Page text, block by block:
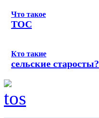
Что такое
ТОС
Кто такие
сельские старосты?